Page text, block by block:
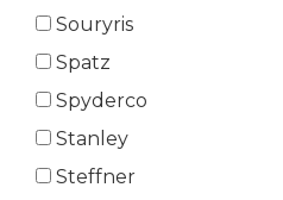
Souryris
Spatz
Spyderco
Stanley
Steffner